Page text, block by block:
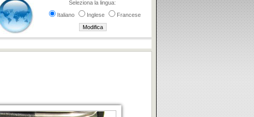
Seleziona la lingua:
Italiano
Inglese Francese